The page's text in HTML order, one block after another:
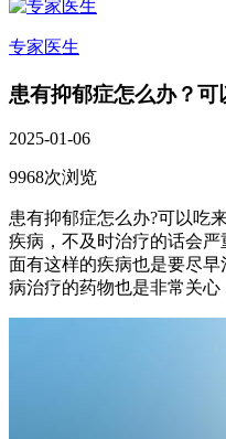
专家医生
患有抑郁症怎么办？可
2025-01-06
9968次浏览
患有抑郁症怎么办?可以吃
疾病，不及时治疗的话会
面有这样的疾病也是要尽
病治疗的药物也是非常关心